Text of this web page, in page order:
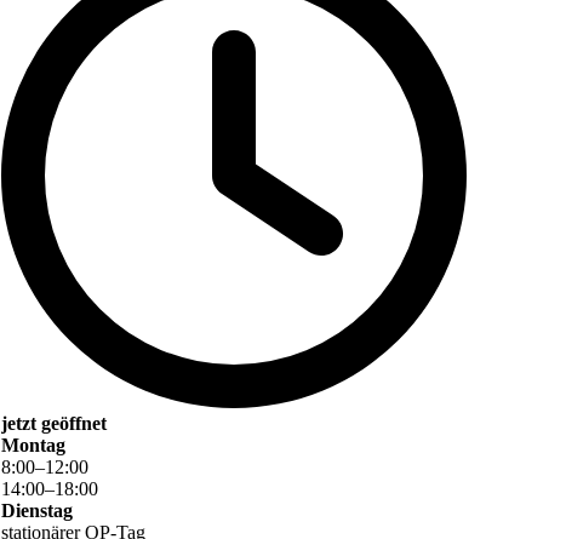
jetzt geöffnet
Montag
8:00–12:00
14:00–18:00
Dienstag
stationärer OP-Tag